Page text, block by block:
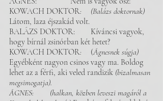
KOWACH DOKTOR:
(Balázs doktornak)
Látom, laza éjszakád volt.
BALÁZS DOKTOR: 	Kíváncsi vagyok,
hogy bírnál zsinórban két hetet?
KOWACH DOKTOR: (Ágnesnek súgja)
Egyébként nagyon csinos vagy ma. Boldog
lehet az a férfi, aki veled randizik (bizalmasan
megsimogatja).
ÁGNES: 	(halkan, közben leveszi magáról a